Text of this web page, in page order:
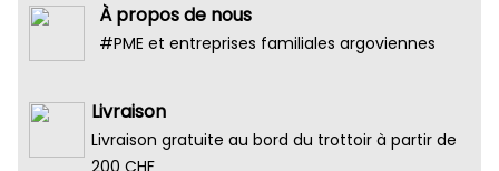
À propos de nous
#PME et entreprises familiales argoviennes
Livraison
Livraison gratuite au bord du trottoir à partir de
200 CHF